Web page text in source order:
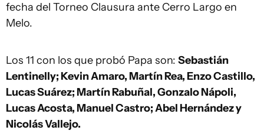
fecha del Torneo Clausura ante Cerro Largo en
Melo.
Los 11 con los que probó Papa son: Sebastián
Lentinelly; Kevin Amaro, Martín Rea, Enzo Castillo,
Lucas Suárez; Martín Rabuñal, Gonzalo Nápoli,
Lucas Acosta, Manuel Castro; Abel Hernández y
Nicolás Vallejo.